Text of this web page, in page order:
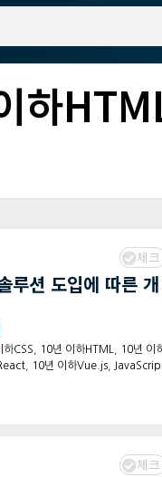
하
체크
루션 도입에 따른 개
하CSS 10년 이하HTML
10년 이
10년 이하Vue.js
체크